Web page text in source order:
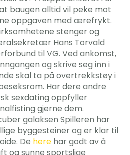
baugen alltid vil peke mot
oppgaven med ærefrykt.
stenger og
Hans Torvald
til VG. Ved ankomst,
og skrive seg inn i
skal ta på overtrekkstøy i
Har dere andre
sexdating oppfyller
gjerne dem.
galaksen Spilleren har
byggesteiner og er klar til
De here har godt av å
og sunne sportslige